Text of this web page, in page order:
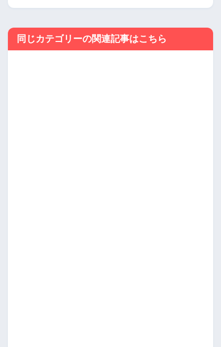
同じカテゴリーの関連記事はこちら